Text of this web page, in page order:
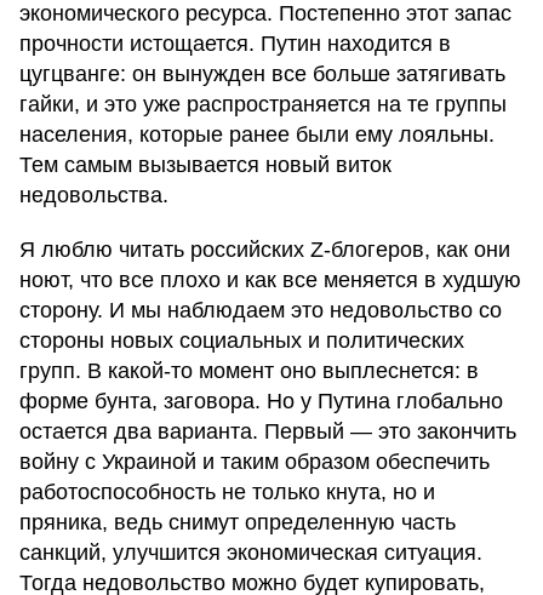
экономического ресурса. Постепенно этот запас
прочности истощается. Путин находится в
цугцванге: он вынужден все больше затягивать
гайки, и это уже распространяется на те группы
населения, которые ранее были ему лояльны.
Тем самым вызывается новый виток
недовольства.
Я люблю читать российских Z-блогеров, как они
ноют, что все плохо и как все меняется в худшую
сторону. И мы наблюдаем это недовольство со
стороны новых социальных и политических
групп. В какой-то момент оно выплеснется: в
форме бунта, заговора. Но у Путина глобально
остается два варианта. Первый — это закончить
войну с Украиной и таким образом обеспечить
работоспособность не только кнута, но и
пряника, ведь снимут определенную часть
санкций, улучшится экономическая ситуация.
Тогда недовольство можно будет купировать,